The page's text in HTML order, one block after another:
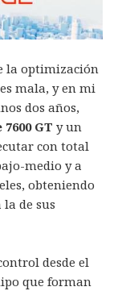
la optimización
mala, y en mi
dos años,
GT y un
con total
medio y a
obteniendo
de sus
desde el
que forman